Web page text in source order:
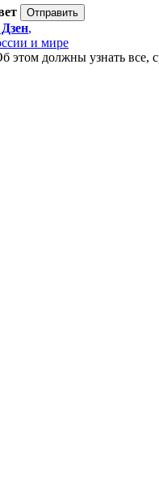
,
и мире
этом должны узнать все,